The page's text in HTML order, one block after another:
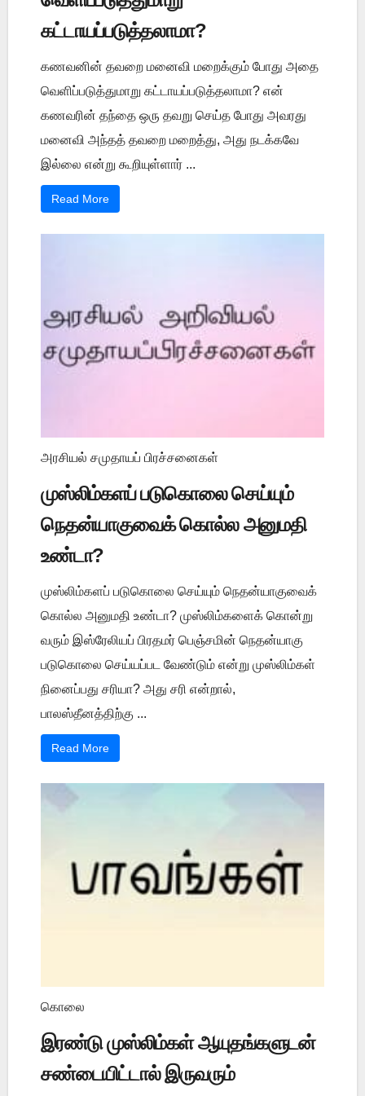
கட்டாயப்படுத்தலாமா?
கணவனின் தவறை மனைவி மறைக்கும் போது அதை
வெளிப்படுத்துமாறு கட்டாயப்படுத்தலாமா? என்
கணவரின் தந்தை ஒரு தவறு செய்த போது அவரது
மனைவி அந்தத் தவறை மறைத்து, அது நடக்கவே
இல்லை என்று கூறியுள்ளார் ...
Read More
அரசியல் சமுதாயப் பிரச்சனைகள்
முஸ்லிம்களப் படுகொலை செய்யும்
நெதன்யாகுவைக் கொல்ல அனுமதி
உண்டா?
முஸ்லிம்களப் படுகொலை செய்யும் நெதன்யாகுவைக்
கொல்ல அனுமதி உண்டா? முஸ்லிம்களைக் கொன்று
வரும் இஸ்ரேலியப் பிரதமர் பெஞ்சமின் நெதன்யாகு
படுகொலை செய்யப்பட வேண்டும் என்று முஸ்லிம்கள்
நினைப்பது சரியா? அது சரி என்றால்,
பாலஸ்தீனத்திற்கு ...
Read More
கொலை
இரண்டு முஸ்லிம்கள் ஆயுதங்களுடன்
சண்டையிட்டால் இருவரும்